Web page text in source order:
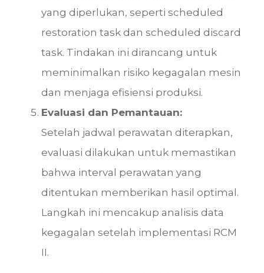
yang diperlukan, seperti scheduled
restoration task dan scheduled discard
task. Tindakan ini dirancang untuk
meminimalkan risiko kegagalan mesin
dan menjaga efisiensi produksi.
Evaluasi dan Pemantauan:
Setelah jadwal perawatan diterapkan,
evaluasi dilakukan untuk memastikan
bahwa interval perawatan yang
ditentukan memberikan hasil optimal.
Langkah ini mencakup analisis data
kegagalan setelah implementasi RCM
II.